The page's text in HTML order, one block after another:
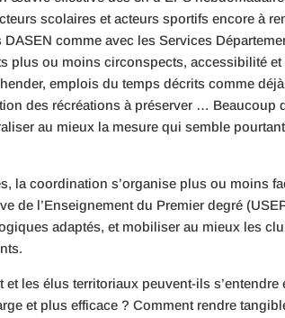
scolaires et acteurs sportifs encore à
comme avec les Services
plus ou moins circonspects, accessibilité
emplois du temps décrits comme
des récréations à préserver … Beaucoup
au mieux la mesure qui semble
la coordination s’organise plus ou moins
de l’Enseignement du Premier degré
adaptés, et mobiliser au mieux les
les élus territoriaux peuvent-ils s’entendre
et plus efficace ? Comment rendre